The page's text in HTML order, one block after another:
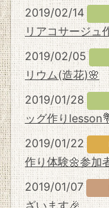
2019/02/14
リアコサージュ
2019/02/05
リウム(造花)🌸
2019/01/28
ッグ作り
2019/01/22
作り体験🌼参加
2019/01/07
ざいます🎉